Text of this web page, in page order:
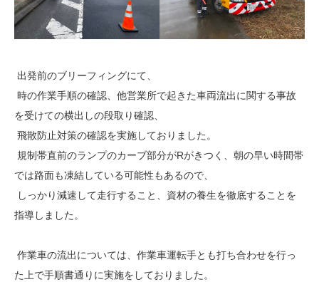
出発前のブリーフィングにて、
時の作業手順の確認、他営業所で起きた車両流出に関する事故
を受けての横出しの段取り確認、
飛散防止対策の確認を実施しておりました。
規制帯直前のランプのカーブ部分がRがきつく、朝の早い時間帯
では路面も凍結している可能性もあるので、
しっかり減速して走行すること、資材の養生を徹底することを
指導しました。
作業車の流出については、作業車運転手とも打ち合わせを行っ
た上で手順書通りに実施をしておりました。